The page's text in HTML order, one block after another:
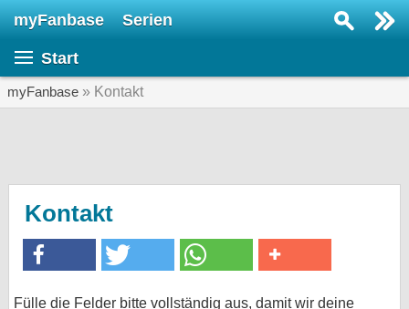
myFanbase Serien
Start
myFanbase » Kontakt
Kontakt
Fülle die Felder bitte vollständig aus, damit wir deine
Veranstaltungen
KULTUR
Specials